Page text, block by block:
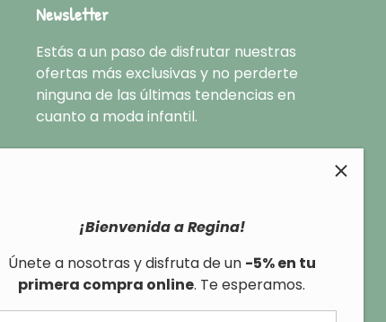
¡Bienvenida a Regina!
Únete a nosotras y disfruta de un -5% en tu
primera compra online. Te esperamos.
Newsletter
Estás a un paso de disfrutar nuestras
ofertas más exclusivas y no perderte
ninguna de las últimas tendencias en
cuanto a moda infantil.